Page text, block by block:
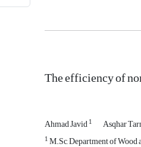
The efficiency of
Ahmad Javid1 Asqhar
1M.Sc, Department of Wood